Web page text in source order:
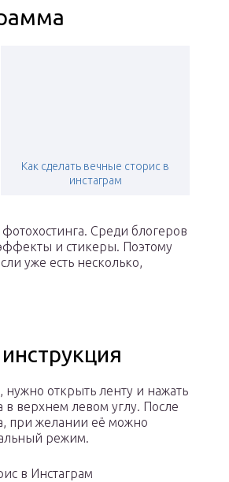
Как сделать вечные сторис в
инстаграм
Среди блогеров
и стикеры. Поэтому
уже есть несколько,
нужно открыть ленту и нажать
в верхнем левом углу. После
при желании её можно
режим.
в Инстаграм